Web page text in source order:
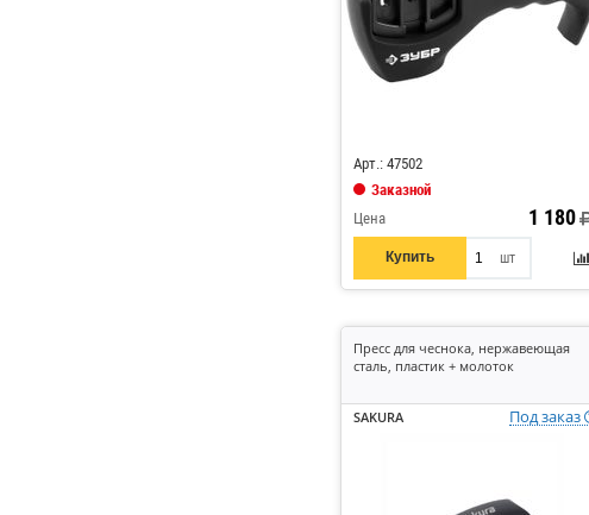
Арт.: 47502
Заказной
Цена
1 180
Купить шт
Пресс для чеснока, нержавеющая
сталь, пластик + молоток
SAKURA Под заказ